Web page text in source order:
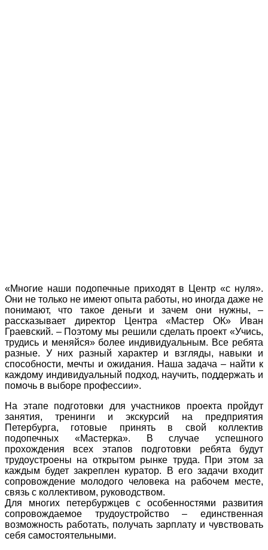
«Многие наши подопечные приходят в Центр «с нуля».
Они не только не имеют опыта работы, но иногда даже не
понимают, что такое деньги и зачем они нужны, –
рассказывает директор Центра «Мастер ОК» Иван
Граевский. – Поэтому мы решили сделать проект «Учись,
трудись и меняйся» более индивидуальным. Все ребята
разные. У них разный характер и взгляды, навыки и
способности, мечты и ожидания. Наша задача – найти к
каждому индивидуальный подход, научить, поддержать и
помочь в выборе профессии».
На этапе подготовки для участников проекта пройдут
занятия, тренинги и экскурсий на предприятия
Петербурга, готовые принять в свой коллектив
подопечных «Мастерка». В случае успешного
прохождения всех этапов подготовки ребята будут
трудоустроены на открытом рынке труда. При этом за
каждым будет закреплен куратор. В его задачи входит
сопровождение молодого человека на рабочем месте,
связь с коллективом, руководством.
Для многих петербуржцев с особенностями развития
сопровождаемое трудоустройство – единственная
возможность работать, получать зарплату и чувствовать
себя самостоятельными.